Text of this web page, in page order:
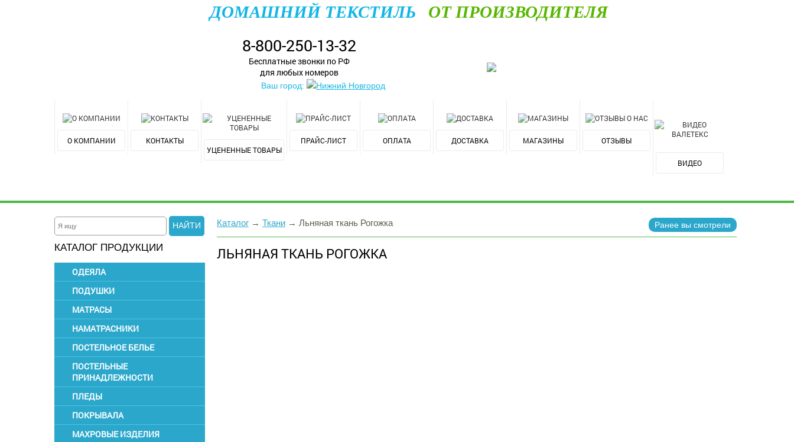
ДОМАШНИЙ ТЕКСТИЛЬ ОТ ПРОИЗВОДИТЕЛЯ
8-800-250-13-32
Бесплатные звонки по РФ
для любых номеров
Ваш город: Нижний Новгород
О КОМПАНИИ
КОНТАКТЫ
УЦЕНЕННЫЕ ТОВАРЫ
ПРАЙС-ЛИСТ ОПЛАТА ДОСТАВКА МАГАЗИНЫ ОТЗЫВЫ
ВИДЕО
НАЙТИ
КАТАЛОГ ПРОДУКЦИИ
ОДЕЯЛА
ПОДУШКИ
МАТРАСЫ
НАМАТРАСНИКИ
ПОСТЕЛЬНОЕ БЕЛЬЕ
ПОСТЕЛЬНЫЕ
ПРИНАДЛЕЖНОСТИ
ПЛЕДЫ
ПОКРЫВАЛА
МАХРОВЫЕ ИЗДЕЛИЯ
Каталог → Ткани → Льняная ткань Рогожка Ранее вы смотрели
ЛЬНЯНАЯ ТКАНЬ РОГОЖКА